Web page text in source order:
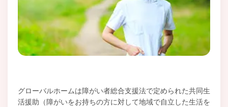
グローバルホームは障がい者総合支援法で定められた共同生
活援助（障がいをお持ちの方に対して地域で自立した生活を